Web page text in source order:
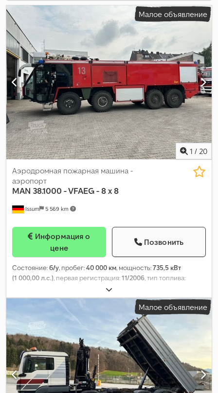
Малое объявление
1 / 20
Issum 5 569 km
Аэродромная пожарная машина -
аэропорт
MAN 38.1000 - VFAEG - 8 x 8
цене
Позвонить
Состояние:б/у, пробег:40 000 км, мощность:735,5 кВт
(1 000,00 л.с.), первая регистрация:11/2006, тип топлива:
, конфигурация осей:
красный, Год выпуска:2006, Оборудование:гидроусилитель
руля, дополнительные фары, кондиционер, отопитель
стояночный, подушка безопасности, полная сервисная
история, полный привод
Малое объявление